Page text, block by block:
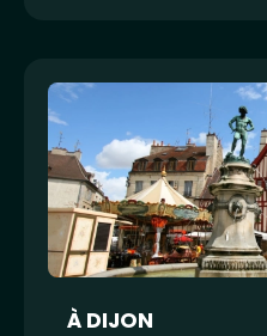
À DIJON